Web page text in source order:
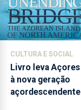
CULTURA E SOCIAL
Livro leva Açores
à nova geração
açordescendente